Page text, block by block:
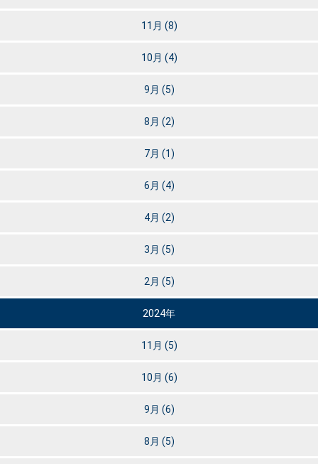
11月 (8)
10月 (4)
9月 (5)
8月 (2)
7月 (1)
6月 (4)
4月 (2)
3月 (5)
2月 (5)
2024年
11月 (5)
10月 (6)
9月 (6)
8月 (5)